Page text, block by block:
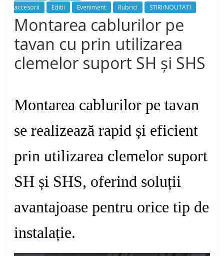
accesorii
Editii Eveniment Rubrici STIRI/NOUTATI
Montarea cablurilor pe
tavan cu prin utilizarea
clemelor suport SH și SHS
Montarea cablurilor pe tavan
se realizează rapid și eficient
prin utilizarea clemelor suport
SH și SHS, oferind soluții
avantajoase pentru orice tip de
instalație.